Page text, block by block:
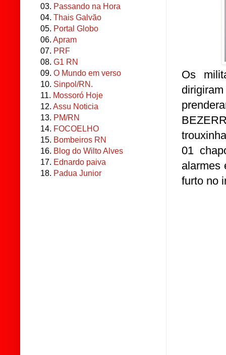
Os
01
alarmes
furto no
03. Passando na Hora
04. Thais Galvão
05. Portal Globo
06. Apram
07. PRF
08. G1 RN
09. O Mundo em verso
10. Sinpol/RN.
11. Mossoró Hoje
12. Assu Noticia
13. PM/RN
14. FOCOELHO
15. Bombeiros RN
16. Blog do Wilto Alves
17. Ednardo paiva
18. Padua Junior